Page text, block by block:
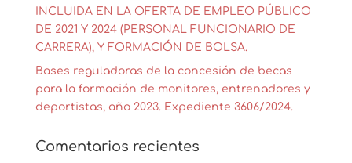
INCLUIDA EN LA OFERTA DE EMPLEO PÚBLICO
DE 2021 Y 2024 (PERSONAL FUNCIONARIO DE
CARRERA), Y FORMACIÓN DE BOLSA.
Bases reguladoras de la concesión de becas
para la formación de monitores, entrenadores y
deportistas, año 2023. Expediente 3606/2024.
Comentarios recientes